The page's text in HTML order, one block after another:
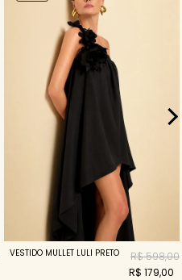
VESTIDO MULLET LULI PRETO
R$ 598,00
R$ 179,00